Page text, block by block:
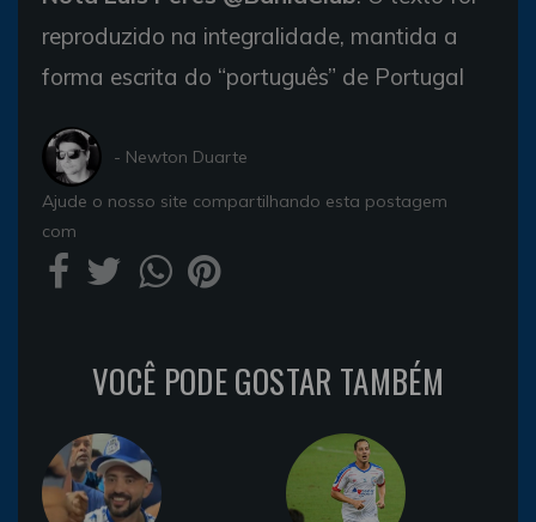
reproduzido na integralidade, mantida a
forma escrita do “português” de Portugal
- Newton Duarte
Ajude o nosso site compartilhando esta postagem
com
VOCÊ PODE GOSTAR TAMBÉM